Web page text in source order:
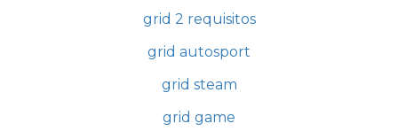
grid 2 requisitos
grid autosport
grid steam
grid game